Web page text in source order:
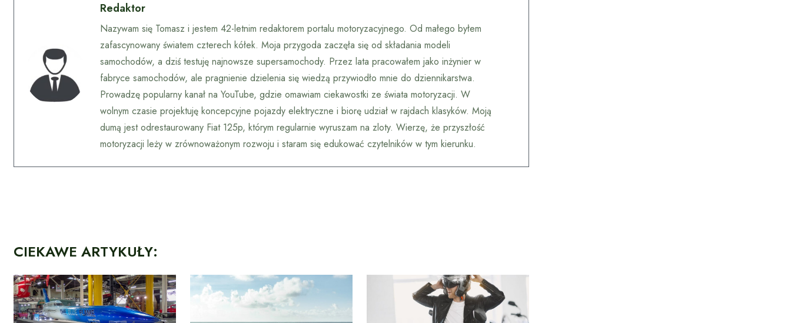
Redaktor
Nazywam się Tomasz i jestem 42-letnim redaktorem portalu motoryzacyjnego. Od małego byłem
zafascynowany światem czterech kółek. Moja przygoda zaczęła się od składania modeli
samochodów, a dziś testuję najnowsze supersamochody. Przez lata pracowałem jako inżynier w
fabryce samochodów, ale pragnienie dzielenia się wiedzą przywiodło mnie do dziennikarstwa.
Prowadzę popularny kanał na YouTube, gdzie omawiam ciekawostki ze świata motoryzacji. W
wolnym czasie projektuję koncepcyjne pojazdy elektryczne i biorę udział w rajdach klasyków. Moją
dumą jest odrestaurowany Fiat 125p, którym regularnie wyruszam na zloty. Wierzę, że przyszłość
motoryzacji leży w zrównoważonym rozwoju i staram się edukować czytelników w tym kierunku.
CIEKAWE ARTYKUŁY: